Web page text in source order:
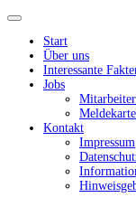
Start
Über uns
Interessante
Jobs
Kontakt
Impressum